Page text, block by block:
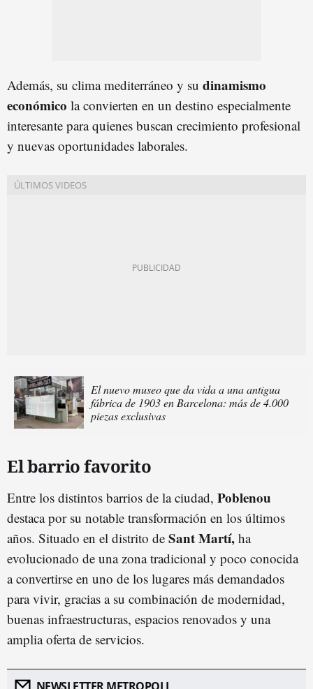
Además, su clima mediterráneo y su dinamismo
económico la convierten en un destino especialmente
interesante para quienes buscan crecimiento profesional
y nuevas oportunidades laborales.
El nuevo museo que da vida a una antigua
fábrica de 1903 en Barcelona: más de 4.000
piezas exclusivas
El barrio favorito
Entre los distintos barrios de la ciudad, Poblenou
destaca por su notable transformación en los últimos
años. Situado en el distrito de Sant Martí, ha
evolucionado de una zona tradicional y poco conocida
a convertirse en uno de los lugares más demandados
para vivir, gracias a su combinación de modernidad,
buenas infraestructuras, espacios renovados y una
amplia oferta de servicios.